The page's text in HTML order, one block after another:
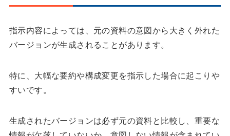
指示内容によっては、元の資料の意図から大きく外れた
バージョンが生成されることがあります。
特に、大幅な要約や構成変更を指示した場合に起こりや
すいです。
生成されたバージョンは必ず元の資料と比較し、重要な